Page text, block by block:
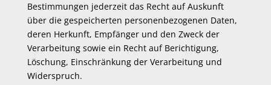
Bestimmungen jederzeit das Recht auf Auskunft
über die gespeicherten personenbezogenen Daten,
deren Herkunft, Empfänger und den Zweck der
Verarbeitung sowie ein Recht auf Berichtigung,
Löschung, Einschränkung der Verarbeitung und
Widerspruch.